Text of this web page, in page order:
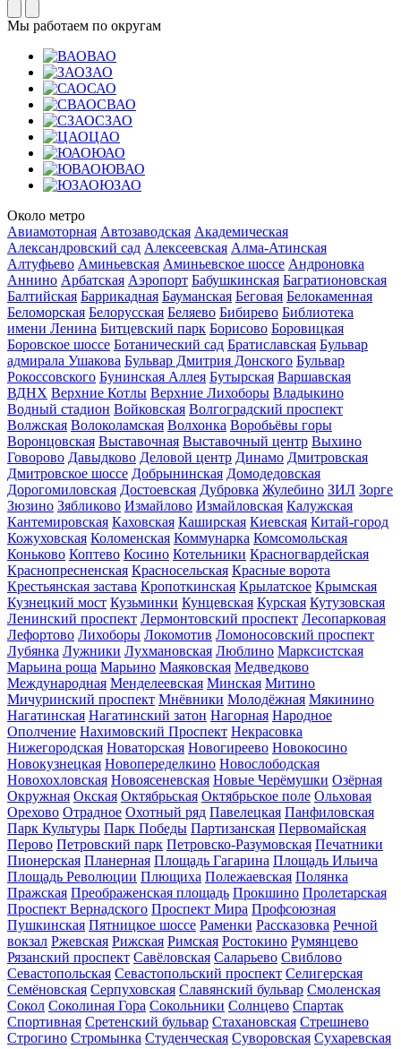
Мы работаем по округам
ВАО
ЗАО
САО
СВАО
СЗАО
ЦАО
ЮАО
ЮВАО
ЮЗАО
Около метро
Авиамоторная Автозаводская Академическая
Александровский сад Алексеевская Алма-Атинская
Алтуфьево Аминьевская Аминьевское шоссе Андроновка
Аннино Арбатская Аэропорт Бабушкинская Багратионовская
Балтийская Баррикадная Бауманская Беговая Белокаменная
Беломорская Белорусская Беляево Бибирево Библиотека
имени Ленина Битцевский парк Борисово Боровицкая
Боровское шоссе Ботанический сад Братиславская Бульвар
адмирала Ушакова Бульвар Дмитрия Донского Бульвар
Рокоссовского Бунинская Аллея Бутырская Варшавская
ВДНХ Верхние Котлы Верхние Лихоборы Владыкино
Водный стадион Войковская Волгоградский проспект
Волжская Волоколамская Волхонка Воробьёвы горы
Воронцовская Выставочная Выставочный центр Выхино
Говорово Давыдково Деловой центр Динамо Дмитровская
Дмитровское шоссе Добрынинская Домодедовская
Дорогомиловская Достоевская Дубровка Жулебино ЗИЛ Зорге
Зюзино Зябликово Измайлово Измайловская Калужская
Кантемировская Каховская Каширская Киевская Китай-город
Кожуховская Коломенская Коммунарка Комсомольская
Коньково Коптево Косино Котельники Красногвардейская
Краснопресненская Красносельская Красные ворота
Крестьянская застава Кропоткинская Крылатское Крымская
Кузнецкий мост Кузьминки Кунцевская Курская Кутузовская
Ленинский проспект Лермонтовский проспект Лесопарковая
Лефортово Лихоборы Локомотив Ломоносовский проспект
Лубянка Лужники Лухмановская Люблино Марксистская
Марьина роща Марьино Маяковская Медведково
Международная Менделеевская Минская Митино
Мичуринский проспект Мнёвники Молодёжная Мякинино
Нагатинская Нагатинский затон Нагорная Народное
Ополчение Нахимовский Проспект Некрасовка
Нижегородская Новаторская Новогиреево Новокосино
Новокузнецкая Новопеределкино Новослободская
Новохохловская Новоясеневская Новые Черёмушки Озёрная
Окружная Окская Октябрьская Октябрьское поле Ольховая
Орехово Отрадное Охотный ряд Павелецкая Панфиловская
Парк Культуры Парк Победы Партизанская Первомайская
Перово Петровский парк Петровско-Разумовская Печатники
Пионерская Планерная Площадь Гагарина Площадь Ильича
Площадь Революции Плющиха Полежаевская Полянка
Пражская Преображенская площадь Прокшино Пролетарская
Проспект Вернадского Проспект Мира Профсоюзная
Пушкинская Пятницкое шоссе Раменки Рассказовка Речной
вокзал Ржевская Рижская Римская Ростокино Румянцево
Рязанский проспект Савёловская Саларьево Свиблово
Севастопольская Севастопольский проспект Селигерская
Семёновская Серпуховская Славянский бульвар Смоленская
Сокол Соколиная Гора Сокольники Солнцево Спартак
Спортивная Сретенский бульвар Стахановская Стрешнево
Строгино Стромынка Студенческая Суворовская Сухаревская